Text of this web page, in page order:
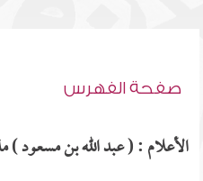
صفحة الفهرس
الأعلام : ( عبد الله بن مسعود )